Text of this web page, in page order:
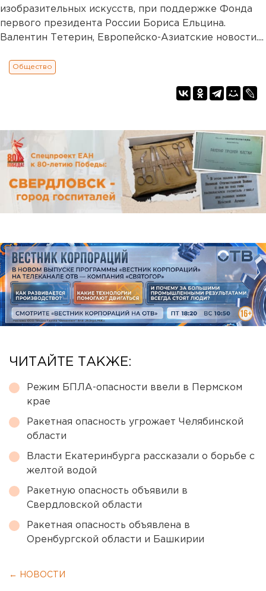
изобразительных искусств, при поддержке Фонда
первого президента России Бориса Ельцина.
Валентин Тетерин, Европейско-Азиатские новости....
Общество
ЧИТАЙТЕ ТАКЖЕ:
Режим БПЛА-опасности ввели в Пермском
крае
Ракетная опасность угрожает Челябинской
области
Власти Екатеринбурга рассказали о борьбе с
желтой водой
Ракетную опасность объявили в
Свердловской области
Ракетная опасность объявлена в
Оренбургской области и Башкирии
← НОВОСТИ